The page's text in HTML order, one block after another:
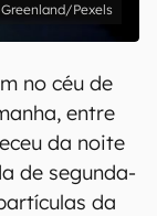
Pexels
no céu de
entre
da noite
de segunda-
da